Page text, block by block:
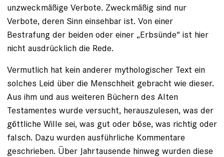
unzweckmäßige Verbote. Zweckmäßig sind nur
Verbote, deren Sinn einsehbar ist. Von einer
Bestrafung der beiden oder einer „Erbsünde“ ist hier
nicht ausdrücklich die Rede.
Vermutlich hat kein anderer mythologischer Text ein
solches Leid über die Menschheit gebracht wie dieser.
Aus ihm und aus weiteren Büchern des Alten
Testamentes wurde versucht, herauszulesen, was der
göttliche Wille sei, was gut oder böse, was richtig oder
falsch. Dazu wurden ausführliche Kommentare
geschrieben. Über Jahrtausende hinweg wurden diese